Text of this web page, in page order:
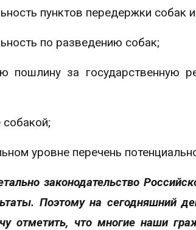
пунктов передержки
по разведению собак;
пошлину за государственную
уровне перечень
законодательство
Поэтому на сегодняшний
отметить, что многие наши